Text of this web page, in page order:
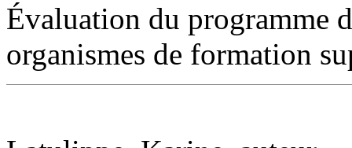
Évaluation du programme
organismes de formation